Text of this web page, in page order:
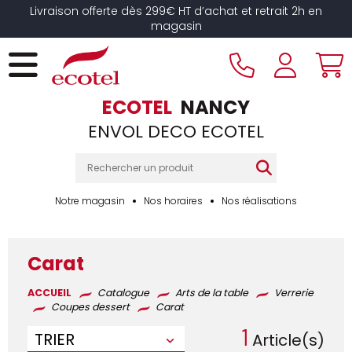
Livraison offerte dès 299€ HT d’achat et retrait 2h en
magasin
ECOTEL NANCY
ENVOL DECO ECOTEL
Notre magasin Nos horaires Nos réalisations
Carat
ACCUEIL Catalogue Arts de la table
Verrerie
Coupes dessert
Carat
TRIER 1 Article(s)
Panneau de gestion des cookies